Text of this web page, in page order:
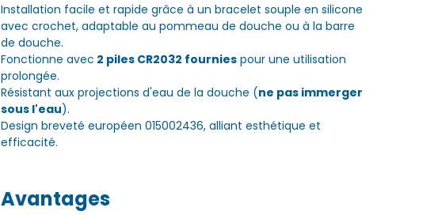
Installation facile et rapide grâce à un bracelet souple en silicone
avec crochet, adaptable au pommeau de douche ou à la barre
de douche.
Fonctionne avec 2 piles CR2032 fourniespour une utilisation
prolongée.
Résistant aux projections d'eau de la douche (ne pas immerger
sous l'eau).
Design breveté européen 015002436, alliant esthétique et
efficacité.
Avantages